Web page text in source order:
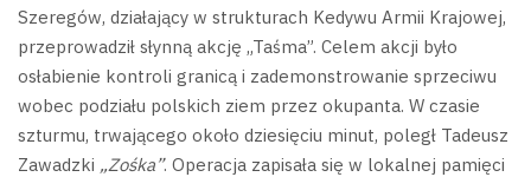
Szeregów, działający w strukturach Kedywu Armii Krajowej,
przeprowadził słynną akcję „Taśma”. Celem akcji było
osłabienie kontroli granicą i zademonstrowanie sprzeciwu
wobec podziału polskich ziem przez okupanta. W czasie
szturmu, trwającego około dziesięciu minut, poległ Tadeusz
Zawadzki „Zośka”. Operacja zapisała się w lokalnej pamięci